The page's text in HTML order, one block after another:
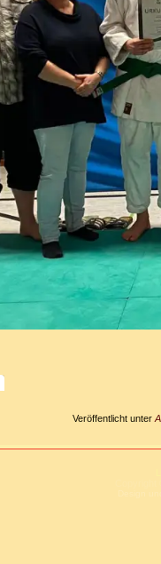
Veröffentlicht unter